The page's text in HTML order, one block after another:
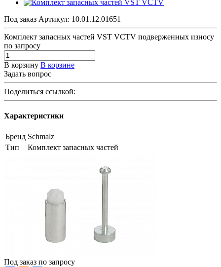
Под заказ Артикул: 10.01.12.01651
Комплект запасных частей VST VCTV подверженных износу
по запросу
В корзину В корзине
Задать вопрос
Поделиться ссылкой:
Характеристики
Бренд Schmalz
Тип
Комплект запасных частей
Под заказ по запросу